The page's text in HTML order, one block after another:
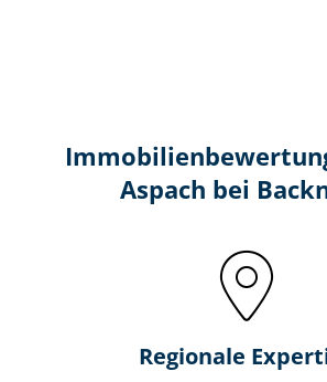
Aspach bei
Regionale